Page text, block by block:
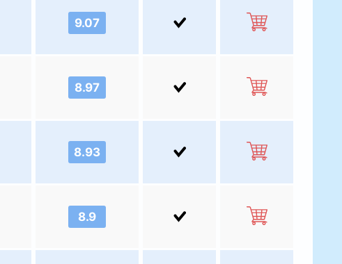
9.07
8.97
8.93
8.9